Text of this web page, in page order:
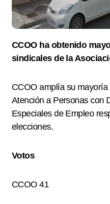
CCOO ha obtenido mayoría en las elecciones
sindicales de la
CCOO amplía su
Atención a Personas con
Especiales de Empleo
elecciones.
Votos
CCOO 41